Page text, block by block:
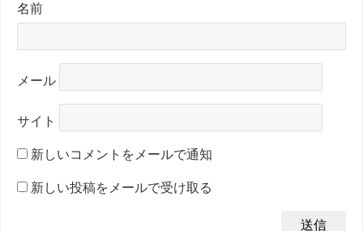
名前
メール
サイト
新しいコメントをメールで通知
新しい投稿をメールで受け取る